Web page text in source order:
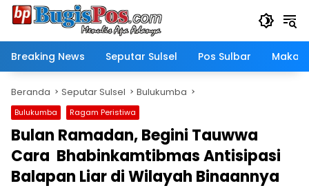
Langsung
Breaking News
Seputar Sulsel Pos Sulbar
Beranda Seputar Sulsel Bulukumba
Bulukumba Ragam Peristiwa
Bulan Ramadan, Begini Tauwwa
Cara Bhabinkamtibmas Antisipasi
Balapan Liar di Wilayah Binaannya